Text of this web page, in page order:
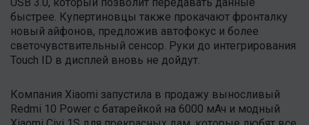
быстрее. Купертиновцы также прокачают фронталку
новый айфонов, предложив автофокус и более
светочувствительный сенсор. Руки до интегрирования
Touch ID в дисплей вновь не дойдут.
Компания Xiaomi запустила в продажу выносливый
Redmi 10 Power с батарейкой на 6000 мАч и модный